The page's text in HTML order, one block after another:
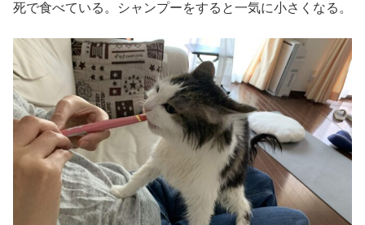
死で食べている。シャンプーをすると一気に小さくなる。